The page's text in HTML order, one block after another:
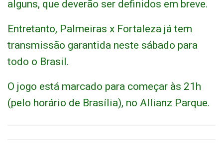
alguns, que deverão ser definidos em breve.
Entretanto, Palmeiras x Fortaleza já tem
transmissão garantida neste sábado para
todo o Brasil.
O jogo está marcado para começar às 21h
(pelo horário de Brasília), no Allianz Parque.